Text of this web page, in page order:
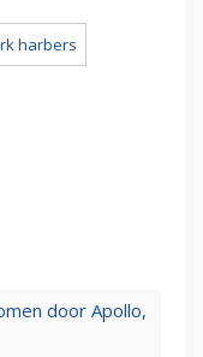
harbers
door Apollo,